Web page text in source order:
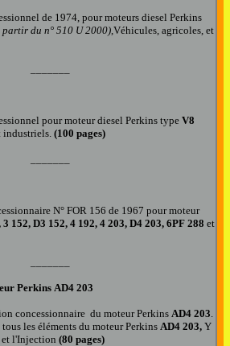
de 1974, pour moteurs diesel Perkins
partir du n° 510 U 2000),Véhicules, agricoles, et
pour moteur diesel Perkins type V8
industriels.(100 pages)
N° FOR 156 de 1967 pour moteur
3 152, D3 152, 4 192, 4 203, D4 203, 6PF 288 et
PerkinsAD4 203
concessionnaire du moteur Perkins AD4 203.
les éléments du moteurPerkins AD4 203, Y
et l'Injection (80 pages)